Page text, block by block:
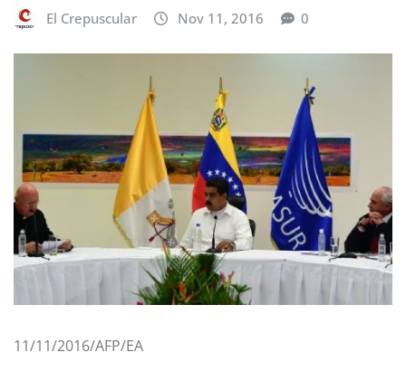
El Crepuscular Nov 11, 2016 0
11/11/2016/AFP/EA